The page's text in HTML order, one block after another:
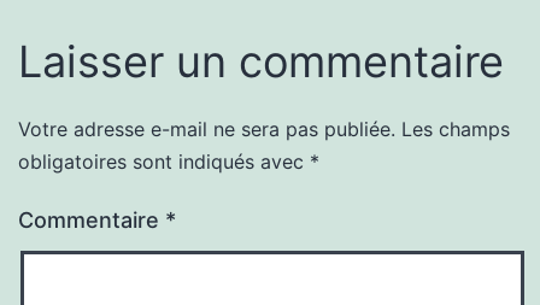
Laisser un commentaire
Votre adresse e-mail ne sera pas publiée. Les champs
obligatoires sont indiqués avec *
Commentaire *